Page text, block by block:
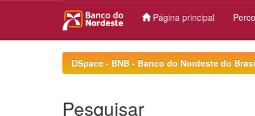
Página principal
DSpace - BNB - Banco do Nordeste do
Pesquisar